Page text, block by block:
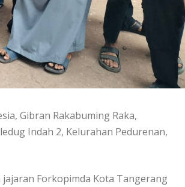
Gibran Rakabuming Raka,
Indah 2, Kelurahan Pedurenan,
Forkopimda Kota Tangerang